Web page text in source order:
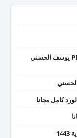
تحميل كتاب عقدك النفسية سجنك الأبدي PDF يوسف الحسني